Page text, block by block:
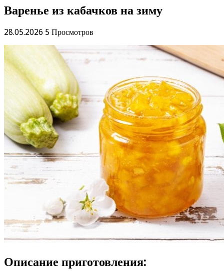
Варенье из кабачков на зиму
28.05.2026 5 Просмотров
Описание приготовления: